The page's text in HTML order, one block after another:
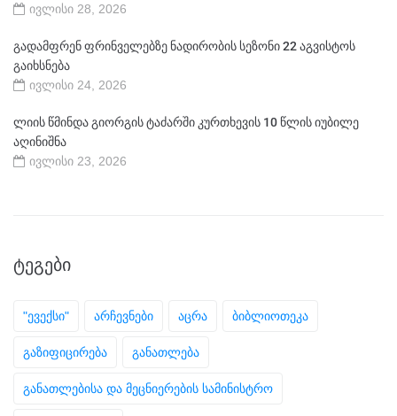
ივლისი 28, 2026
გადამფრენ ფრინველებზე ნადირობის სეზონი 22 აგვისტოს
გაიხსნება
ივლისი 24, 2026
ლიის წმინდა გიორგის ტაძარში კურთხევის 10 წლის იუბილე
აღინიშნა
ივლისი 23, 2026
ᲢᲔᲒᲔᲑᲘ
"ევექსი" არჩევნები აცრა ბიბლიოთეკა
გაზიფიცირება განათლება
განათლებისა და მეცნიერების სამინისტრო